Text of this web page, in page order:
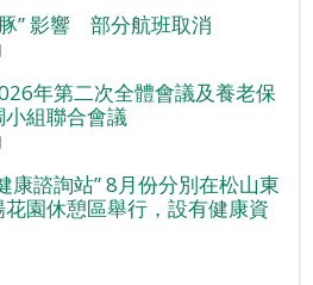
” 影響 部分航班取消
年第二次全體會議及養老保
組聯合會議
康諮詢站” 8月份分別在松山東
園休憩區舉行，設有健康資